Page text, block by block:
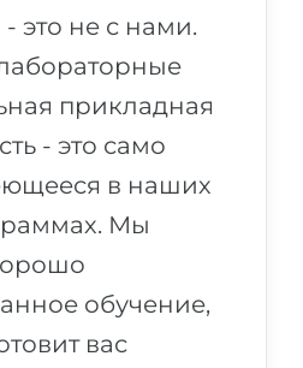
это не с нами.
прикладная
- это само
в наших
Мы
обучение,
вас